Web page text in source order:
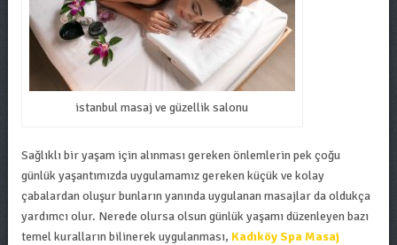
istanbul masaj ve güzellik salonu
Sağlıklı bir yaşam için alınması gereken önlemlerin pek çoğu
günlük yaşantımızda uygulamamız gereken küçük ve kolay
çabalardan oluşur bunların yanında uygulanan masajlar da oldukça
yardımcı olur. Nerede olursa olsun günlük yaşamı düzenleyen bazı
temel kuralların bilinerek uygulanması, Kadıköy Spa Masaj